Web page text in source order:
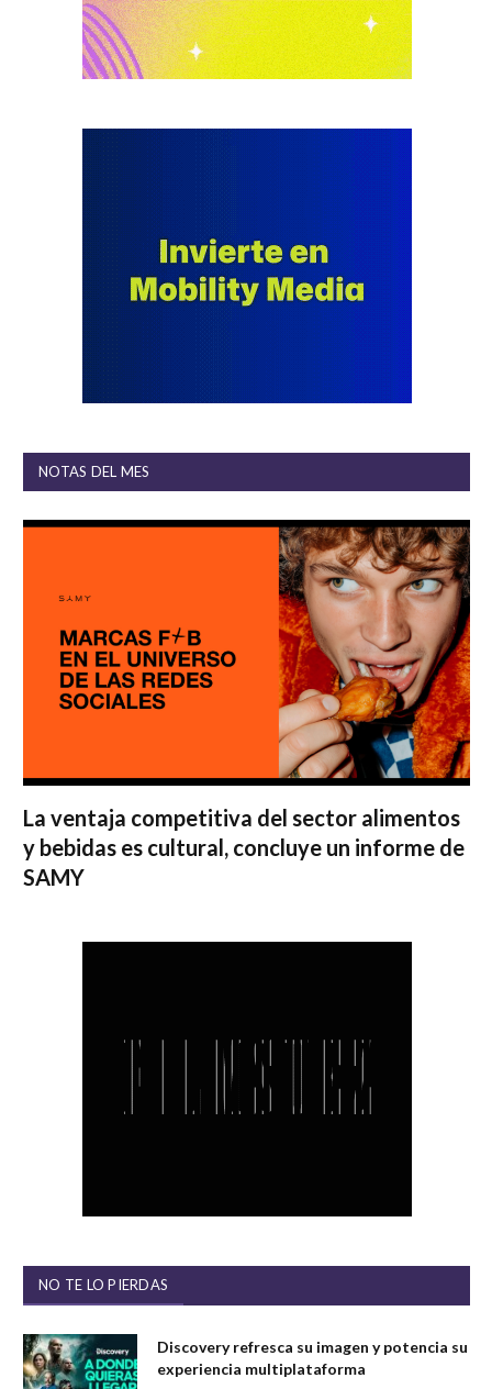
NOTAS DEL MES
La ventaja competitiva del sector alimentos
y bebidas es cultural, concluye un informe de
SAMY
NO TE LO PIERDAS
Discovery refresca su imagen y potencia su
experiencia multiplataforma